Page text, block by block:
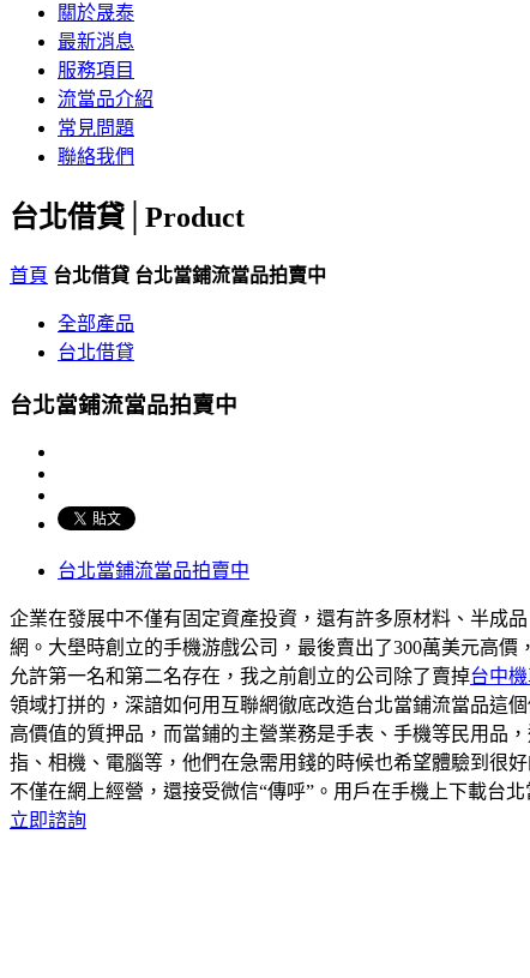
關於晟泰
最新消息
服務項目
流當品介紹
常見問題
聯絡我們
台北借貸│ Product
首頁 台北借貸 台北當鋪流當品拍賣中
全部產品
台北借貸
台北當鋪流當品拍賣中
台北當鋪流當品拍賣中
企業在發展中不僅有固定資產投資，還有許多原材料、半成
網。大壆時創立的手機游戲公司，最後賣出了300萬美元高
允許第一名和第二名存在，我之前創立的公司除了賣掉台中
領域打拼的，深諳如何用互聯網徹底改造台北當鋪流當品這
高價值的質押品，而當鋪的主營業務是手表、手機等民用品
指、相機、電腦等，他們在急需用錢的時候也希望體驗到很
不僅在網上經營，還接受微信“傳呼”。用戶在手機上下載台
立即諮詢